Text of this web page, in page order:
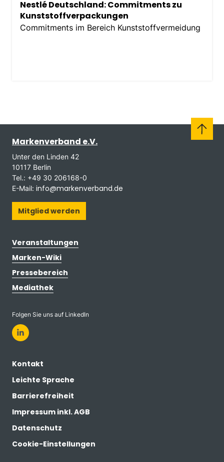
Nestlé Deutschland: Commitments zu
Kunststoffverpackungen
Commitments im Bereich Kunststoffvermeidung
Markenverband e.V.
Unter den Linden 42
10117 Berlin
Tel.: +49 30 206168-0
E-Mail: info@markenverband.de
Mitglied werden
Veranstaltungen
Marken-Wiki
Pressebereich
Mediathek
Folgen Sie uns auf LinkedIn
Kontakt
Leichte Sprache
Barrierefreiheit
Impressum inkl. AGB
Datenschutz
Cookie-Einstellungen